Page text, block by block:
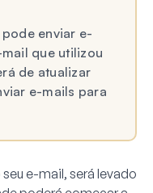
enviar e-
que utilizou
de atualizar
e-mails para
e-mail, será levado